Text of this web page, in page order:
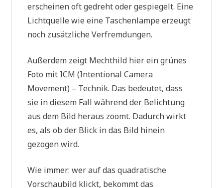
erscheinen oft gedreht oder gespiegelt. Eine
Lichtquelle wie eine Taschenlampe erzeugt
noch zusätzliche Verfremdungen.
Außerdem zeigt Mechthild hier ein grünes
Foto mit ICM (Intentional Camera
Movement) – Technik. Das bedeutet, dass
sie in diesem Fall während der Belichtung
aus dem Bild heraus zoomt. Dadurch wirkt
es, als ob der Blick in das Bild hinein
gezogen wird.
Wie immer: wer auf das quadratische
Vorschaubild klickt, bekommt das